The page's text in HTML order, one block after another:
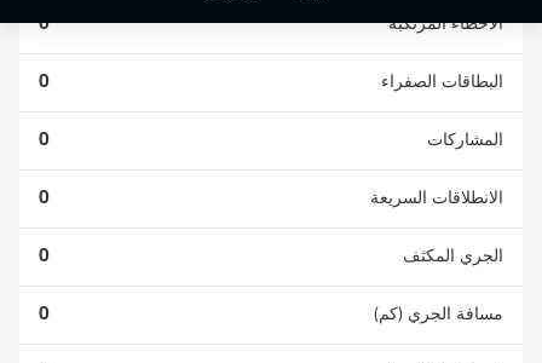
الأخطاء المرتكبة 0
البطاقات الصفراء 0
المشاركات 0
الانطلاقات السريعة 0
الجري المكثف 0
مسافة الجري (كم) 0